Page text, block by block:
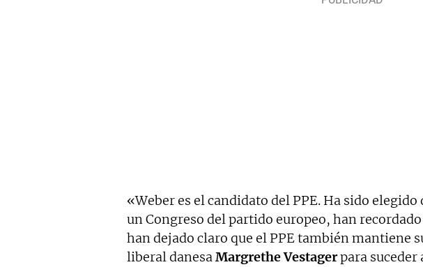
«Weber es el candidato del PPE. Ha sido
un Congreso del partido europeo, han
han dejado claro que el PPE también mantiene
liberal danesaMargrethe Vestagerpara suceder